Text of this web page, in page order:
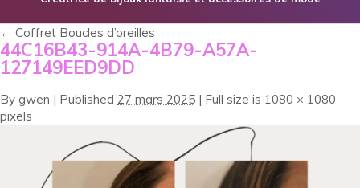
← Coffret Boucles d’oreilles
44C16B43-914A-4B79-A57A-
127149EED9DD
By gwen | Published 27 mars 2025 | Full size is 1080 × 1080
pixels